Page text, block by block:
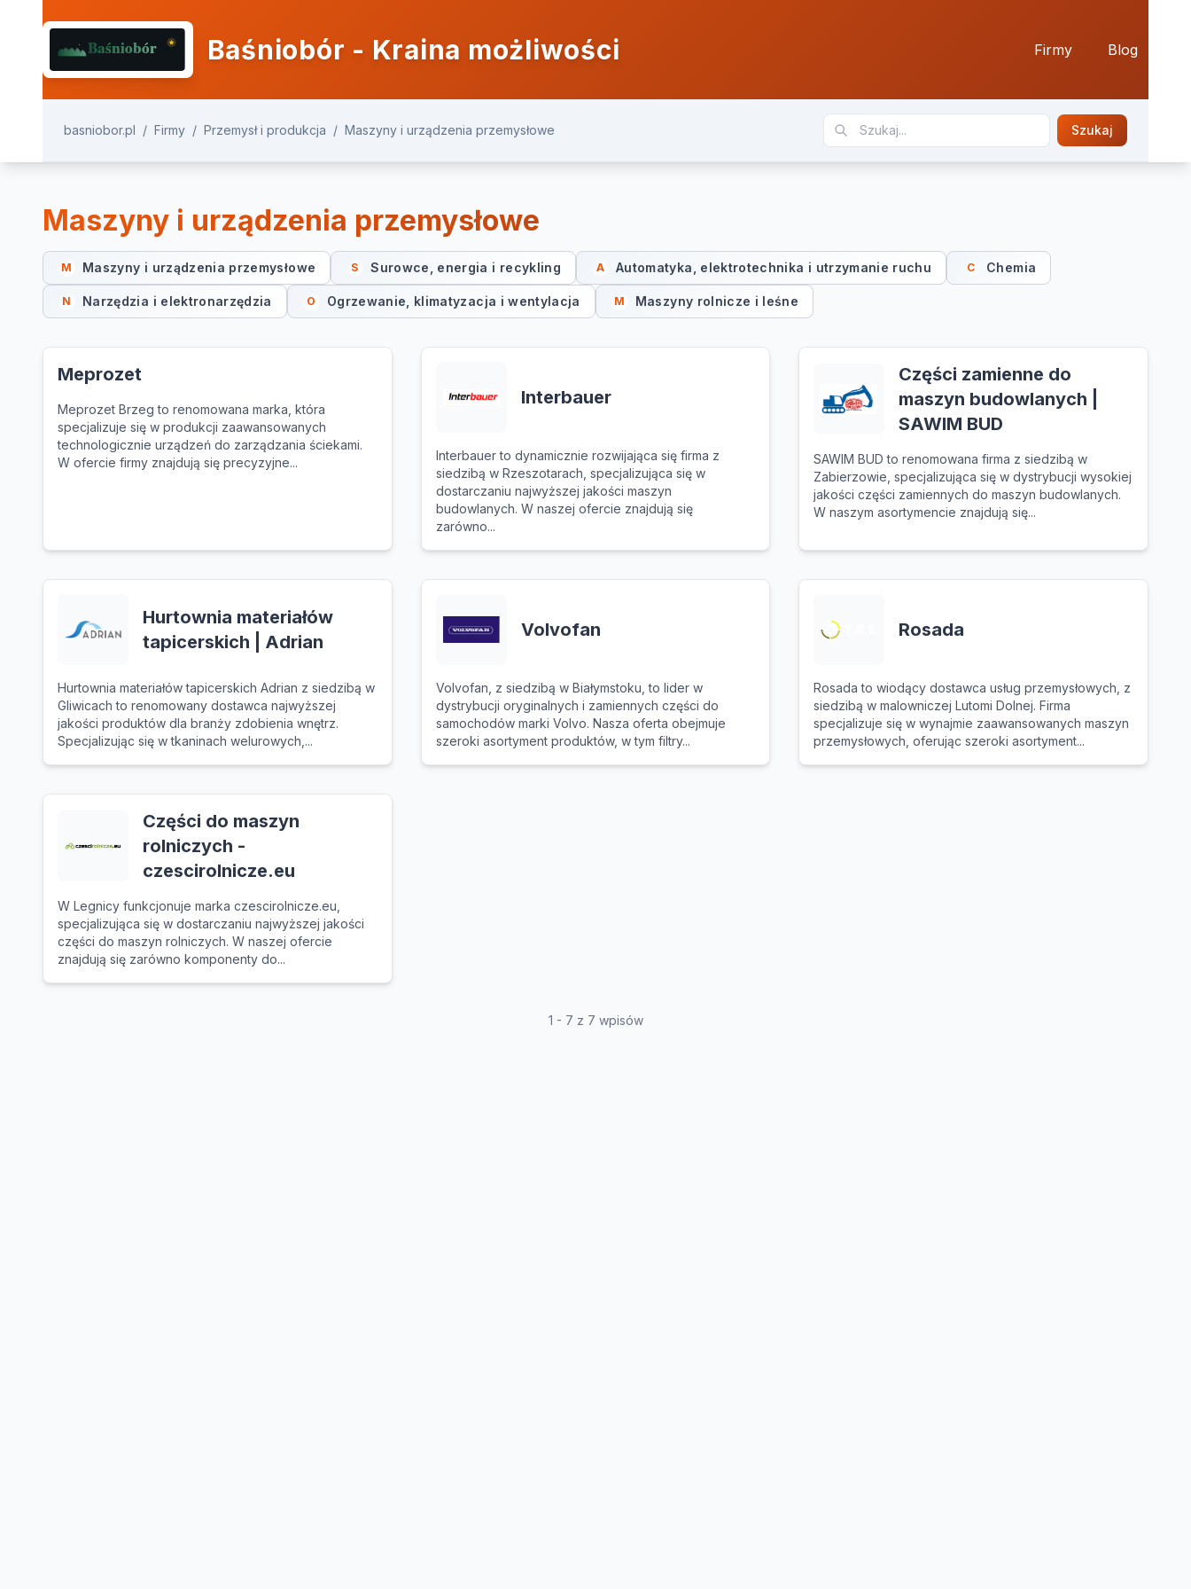
Baśniobór - Kraina możliwości Firmy Blog
basniobor.pl / Firmy / Przemysł i produkcja / Maszyny i urządzenia przemysłowe Szukaj
Maszyny i urządzenia przemysłowe
M Maszyny i urządzenia przemysłowe S Surowce, energia i recykling A Automatyka, elektrotechnika i utrzymanie ruchu C Chemia
N Narzędzia i elektronarzędzia O Ogrzewanie, klimatyzacja i wentylacja M Maszyny rolnicze i leśne
Meprozet
Meprozet Brzeg to renomowana marka, która
specjalizuje się w produkcji zaawansowanych
technologicznie urządzeń do zarządzania ściekami.
W ofercie firmy znajdują się precyzyjne...
Interbauer
Interbauer to dynamicznie rozwijająca się firma z
siedzibą w Rzeszotarach, specjalizująca się w
dostarczaniu najwyższej jakości maszyn
budowlanych. W naszej ofercie znajdują się
zarówno...
Części zamienne do
maszyn budowlanych |
SAWIM BUD
SAWIM BUD to renomowana firma z siedzibą w
Zabierzowie, specjalizująca się w dystrybucji wysokiej
jakości części zamiennych do maszyn budowlanych.
W naszym asortymencie znajdują się...
Hurtownia materiałów
tapicerskich | Adrian
Hurtownia materiałów tapicerskich Adrian z siedzibą w
Gliwicach to renomowany dostawca najwyższej
jakości produktów dla branży zdobienia wnętrz.
Specjalizując się w tkaninach welurowych,...
Volvofan
Volvofan, z siedzibą w Białymstoku, to lider w
dystrybucji oryginalnych i zamiennych części do
samochodów marki Volvo. Nasza oferta obejmuje
szeroki asortyment produktów, w tym filtry...
Rosada
Rosada to wiodący dostawca usług przemysłowych, z
siedzibą w malowniczej Lutomi Dolnej. Firma
specjalizuje się w wynajmie zaawansowanych maszyn
przemysłowych, oferując szeroki asortyment...
Części do maszyn
rolniczych -
czescirolnicze.eu
W Legnicy funkcjonuje marka czescirolnicze.eu,
specjalizująca się w dostarczaniu najwyższej jakości
części do maszyn rolniczych. W naszej ofercie
znajdują się zarówno komponenty do...
1 - 7 z 7 wpisów